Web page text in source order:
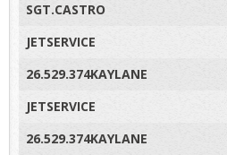
SGT.CASTRO
JETSERVICE
26.529.374KAYLANE
JETSERVICE
26.529.374KAYLANE